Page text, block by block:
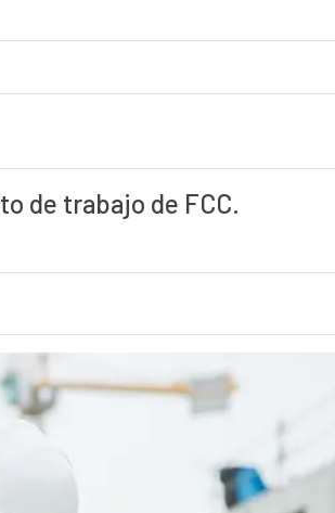
de trabajo de FCC.